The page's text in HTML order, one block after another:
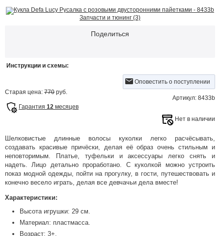
Запчасти и тюнинг (3)
Поделиться
Инструкции и схемы:
Оповестить о поступлении
Старая цена: 770 руб.
Артикул: 8433b
Гарантия 12 месяцев
Нет в наличии
Шелковистые длинные волосы куколки легко расчёсывать,
создавать красивые причёски, делая её образ очень стильным и
неповторимым. Платье, туфельки и аксессуары легко снять и
надеть. Лицо детально проработано. С куколкой можно устроить
показ модной одежды, пойти на прогулку, в гости, путешествовать и
конечно весело играть, делая все девчачьи дела вместе!
Характеристики:
Высота игрушки: 29 см.
Материал: пластмасса.
Возраст: 3+.